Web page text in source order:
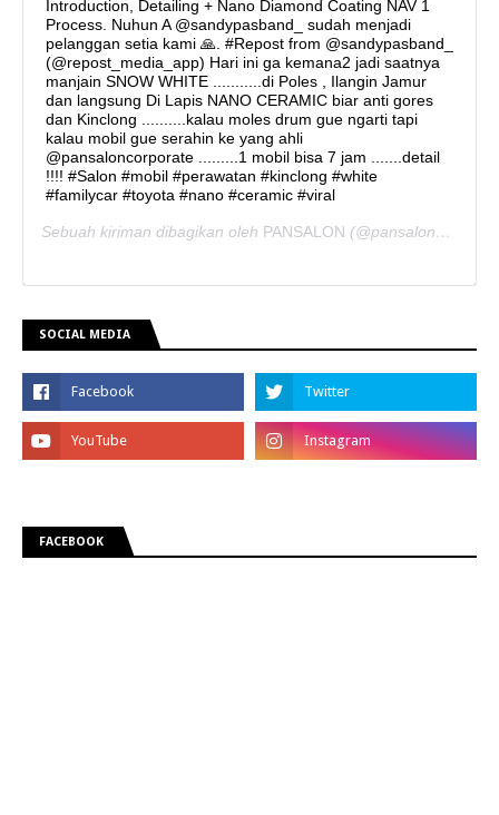
Introduction, Detailing + Nano Diamond Coating NAV 1
Process. Nuhun A @sandypasband_ sudah menjadi
pelanggan setia kami 🙏. #Repost from @sandypasband_
(@repost_media_app) Hari ini ga kemana2 jadi saatnya
manjain SNOW WHITE ...........di Poles , Ilangin Jamur
dan langsung Di Lapis NANO CERAMIC biar anti gores
dan Kinclong ..........kalau moles drum gue ngarti tapi
kalau mobil gue serahin ke yang ahli
@pansaloncorporate .........1 mobil bisa 7 jam .......detail
!!!! #Salon #mobil #perawatan #kinclong #white
#familycar #toyota #nano #ceramic #viral
Sebuah kiriman dibagikan oleh PANSALON (@pansaloncorporate) pada
SOCIAL MEDIA
FACEBOOK